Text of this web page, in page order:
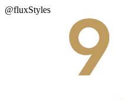
@fluxStyles